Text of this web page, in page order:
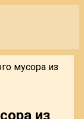
мусора из
из